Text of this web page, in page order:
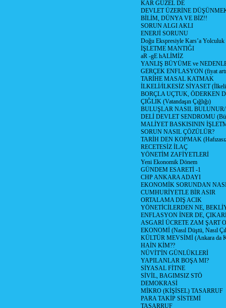
KAR GÜZEL DE
DEVLET ÜZERİNE
BİLİM, DÜNYA VE BİZ!!
SORUN ALGI AKLI
ENERJİ SORUNU
Doğu Ekspresiyle Kars’a Yolculuk
İŞLETME MANTIĞI
aR -gE hALİMİZ
YANLIŞ BÜYÜME ve
GERÇEK ENFLASYON (fiyat
TARİHE MASAL KATMAK
İLKELİ/İLKESİZ SİYASET
BORÇLA UÇTUK, ÖDERKEN
ÇIĞLIK (Vatandaşın Çığlığı)
BULUŞLAR NASIL
DELİ DEVLET SENDROMU
MALİYET BASKISININ
SORUN NASIL ÇÖZÜLÜR?
TARİH DEN KOPMAK
RECETESİZ İLAÇ
YÖNETİM ZAFİYETLERİ
Yeni Ekonomik Dönem
GÜNDEM ESARETİ -1
CHP ANKARA ADAYI
EKONOMİK SORUNDAN
CUMHURİYETLE BİR ASIR
ORTALAMA DIŞ ACIK
YÖNETİCİLERDEN NE,
ENFLASYON İNER DE,
ASGARİ ÜCRETE ZAM ŞART
EKONOMİ (Nasıl Düştü, Nasıl
KÜLTÜR MEVSİMİ (Ankara da
HAİN KİM??
NÜVİT'İN GÜNLÜKLERİ
YAPILANLAR BOŞA MI?
SİYASAL FİTNE
SİVİL, BAGIMSIZ STÖ
DEMOKRASİ
MİKRO (KİŞİSEL) TASARRUF
PARA TAKİP SİSTEMİ
TASARRUF